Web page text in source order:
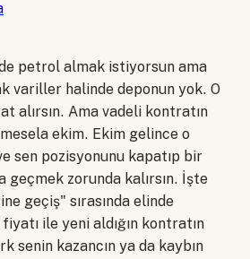
petrol almak istiyorsun ama
variller halinde deponun yok. O
alırsın. Ama vadeli kontratın
ekim. Ekim gelince o
sen pozisyonunu kapatıp bir
geçmek zorunda kalırsın. İşte
geçiş" sırasında elinde
ile yeni aldığın kontratın
senin kazancın ya da kaybın